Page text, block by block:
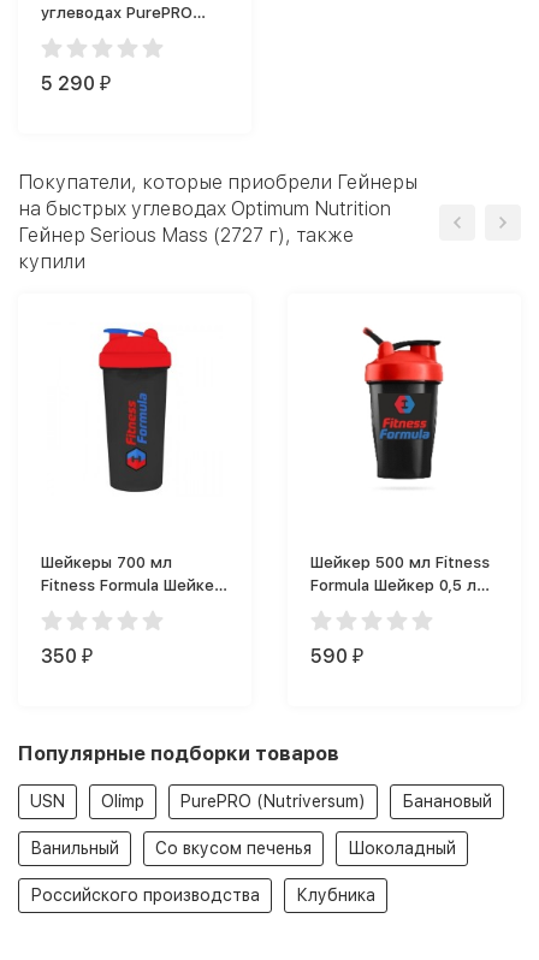
углеводах PurePRO
(Nutriversum) Pure
Gainer Pro 2500 г.
(2500g.)
5 290 ₽
Покупатели, которые приобрели Гейнеры
на быстрых углеводах Optimum Nutrition
Гейнер Serious Mass (2727 г), также
купили
Шейкеры 700 мл
Fitness Formula Шейкер
Full Color (700 мл)
350 ₽
Шейкер 500 мл Fitness
Formula Шейкер 0,5 л
(500 мл)
590 ₽
Популярные подборки товаров
USN Olimp PurePRO (Nutriversum) Банановый
Ванильный Со вкусом печенья Шоколадный
Российского производства Клубника